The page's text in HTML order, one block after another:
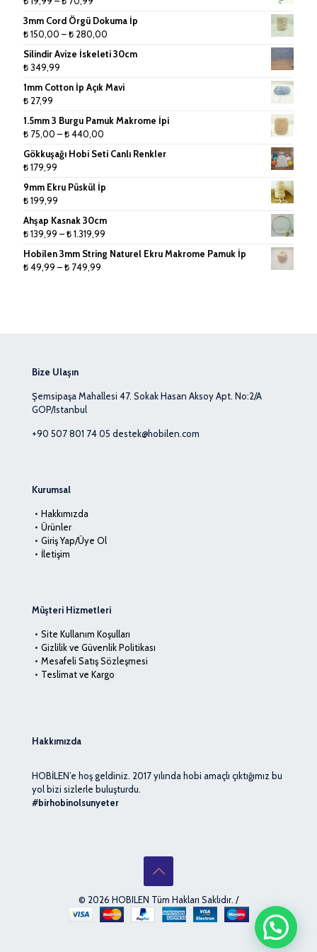
Küpe ve Toka Aparatları
Ponpon Makinesi
Tığlar ve Şişler
₺ 19,99
-
₺ 70,99
3mm Cord Örgü Dokuma İp
₺150,00 –₺ 280,00
₺ 150,00
₺ 280,00
Silindir Avize İskeleti 30cm
₺349,99
1mm Cotton İp Açık Mavi
₺ 27,99
1.5mm 3 Burgu Pamuk Makrome İpi
₺ 75,00 –₺440,00
₺ 75,00
₺ 440,00
Gökkuşağı Hobi Seti Canlı Renkler
₺179,99
9mm Ekru Püskül İp
₺199,99
Ahşap Kasnak 30cm
₺139,99 –₺1.319,99
₺ 139,99
Hobilen 3mm String Naturel Ekru Makrome Pamuk İp
₺49,99 –₺ 749,99
Bize Ulaşın
Şemsipaşa Mahallesi 47. Sokak Hasan Aksoy Apt. No:2/A
GOP/Istanbul
+90 507 801 74 05 destek@hobilen.com
Kurumsal
Hakkımızda
Ürünler
Giriş Yap/Üye Ol
İletişim
Müşteri Hizmetleri
Site Kullanım Koşulları
Gizlilik ve Güvenlik Politikası
Mesafeli Satış Sözleşmesi
Teslimat ve Kargo
Hakkımızda
HOBİLEN’e hoş geldiniz. 2017 yılında hobi amaçlı çıktığımız bu
yol bizi sizlerle buluşturdu.
#birhobinolsunyeter
© 2026 HOBILEN Tüm Hakları Saklıdır. /